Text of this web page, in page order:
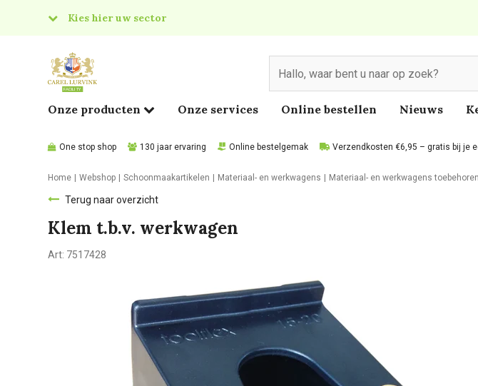
Kies hier uw sector
Food
Onze producten Onze services Online bestellen Nieuws
One stop shop 130 jaar ervaring Online bestelgemak Verzendkosten €6,95 – gratis bij je
Home Webshop Schoonmaakartikelen Materiaal- en werkwagens Materiaal- en werkwagens toebehoren
Terug naar overzicht
Klem t.b.v. werkwagen
Art: 7517428